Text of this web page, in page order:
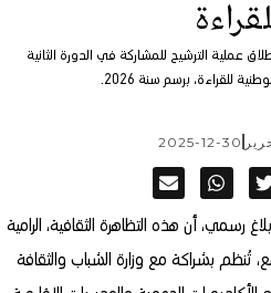
عملية الترشيح للمشاركة في الدورة الثانية
للقراءة، برسم سنة 2026.
2025-12-30
رسمي، أن هذه التظاهرة الثقافية، الرامية
تُنظم بشراكة مع وزارة الشباب والثقافة